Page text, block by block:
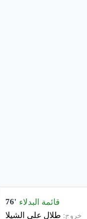
76' قائمة البدلاء
خروج: طلال علي الشيلا